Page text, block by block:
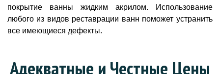
покрытие ванны жидким акрилом. Использование
любого из видов реставрации ванн поможет устранить
все имеющиеся дефекты.
Адекватные и Честные Цены